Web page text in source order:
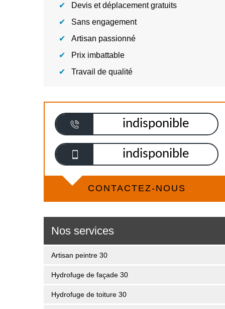
Devis et déplacement gratuits
Sans engagement
Artisan passionné
Prix imbattable
Travail de qualité
indisponible
indisponible
CONTACTEZ-NOUS
Nos services
Artisan peintre 30
Hydrofuge de façade 30
Hydrofuge de toiture 30